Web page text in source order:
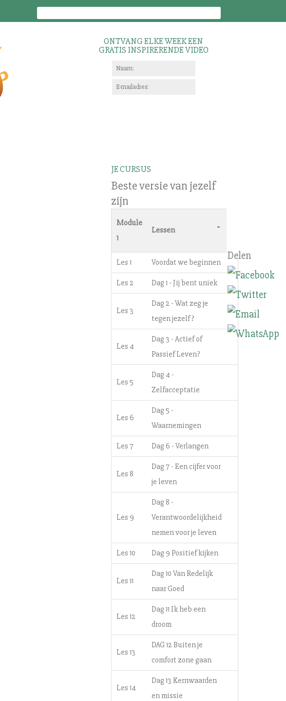
ONTVANG ELKE WEEK EEN
GRATIS INSPIRERENDE VIDEO
JE CURSUS
Beste versie van jezelf
zijn
Module
1
Lessen -
Les 1 Voordat we beginnen
Les 2 Dag 1 - Jij bent uniek
Les 3
Dag 2 - Wat zeg je
tegen jezelf?
Les 4
Dag 3 - Actief of
Passief Leven?
Les 5
Dag 4 -
Zelfacceptatie
Les 6
Dag 5 -
Waarnemingen
Les 7 Dag 6 - Verlangen
Les 8
Dag 7 - Een cijfer voor
je leven
Les 9
Dag 8 -
Verantwoordelijkheid
nemen voor je leven
Les 10 Dag 9 Positief kijken
Les 11
Dag 10 Van Redelijk
naar Goed
Les 12
Dag 11 Ik heb een
droom
Les 13
DAG 12 Buiten je
comfort zone gaan
Les 14
Dag 13 Kernwaarden
en missie